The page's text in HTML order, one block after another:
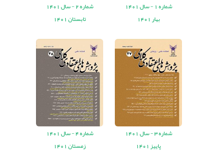
شماره1 - سال1401
بهار 1401
شماره2 - سال1401
تابستان 1401
شماره3 - سال1401
پاییز 1401
شماره4 - سال1401
زمستان 1401